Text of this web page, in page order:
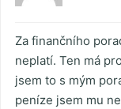
Za finančního
neplatí. Ten má
jsem to s mým
peníze jsem mu